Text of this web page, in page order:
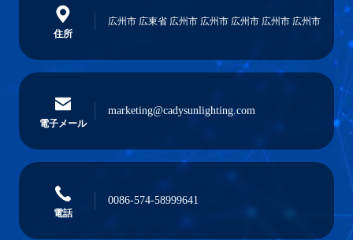
住所
広州市 広東省 広州市 広州市 広州市 広州市 広州市
電子メール
marketing@cadysunlighting.com
電話
0086-574-58999641